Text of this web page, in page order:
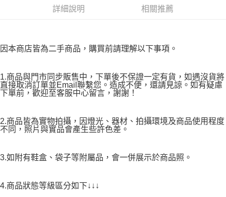
請求用戶進行身份認證。
５．嚴禁一人註冊多個帳號或使用他人資訊註冊。若發現惡意使用之情形，
詳細說明 相關推薦
因本商店皆為二手商品，購買前請理解以下事項。
1.商品與門市同步販售中，下單後不保證一定有貨，如遇沒貨將
直接取消訂單並Email聯繫您。造成不便，還請見諒。如有疑慮
下單前，歡迎至客服中心留言，謝謝！
2.商品皆為實物拍攝，因燈光、器材、拍攝環境及商品使用程度
不同，照片與實品會產生些許色差。
3.如附有鞋盒、袋子等附屬品，會一併展示於商品照。
4.商品狀態等級區分如下↓↓↓